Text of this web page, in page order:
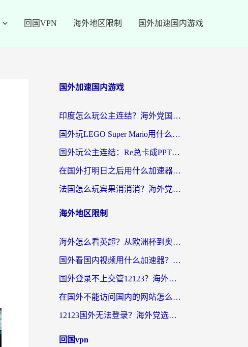
回国VPN 海外地区限制 国外加速国内游戏
国外加速国内游戏
印度怎么玩公主连结？海外党国服游戏加速终极指南（附仙境传说RO重生细胞优化技巧）
国外玩LEGO Super Mario用什么加速器？2026海外玩家亲测有效指南
国外玩公主连结：Re总卡成PPT？3步选对加速器，畅玩国服无压力
在国外打明日之后用什么加速器好一点？海外玩家亲测有效的国服游戏加速指南
法国怎么玩宾果消消消？海外党国服游戏加速器终极指南（附漫威召唤与合成解决办法）
海外地区限制
海外怎么看英超？从欧洲杯到奥运会，一份让你不卡壳的中文解说观看指南
国外看国内视频用什么加速器？留学生和海外华人的实用指南
国外登录不上交管12123？海外华人亲测有效的回国加速器选择指南
在国外不能访问国内的网站怎么办？海外党必看的无缝回国上网指南
12123国外无法登录？海外党选对回国加速器，轻松解决国内资源访问难题
回国vpn